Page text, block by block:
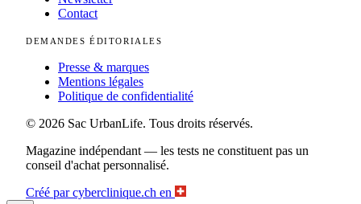
Contact
DEMANDES ÉDITORIALES
Presse & marques
Mentions légales
Politique de confidentialité
© 2026 Sac UrbanLife. Tous droits réservés.
Magazine indépendant — les tests ne constituent pas un
conseil d'achat personnalisé.
Créé parcyberclinique.ch en